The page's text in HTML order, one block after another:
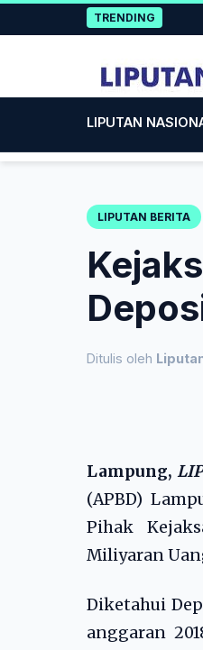
to
TRENDING
LIPUTAN
LIPUTAN BERITA
Ditulis oleh
Lampung,
(APBD)
Pihak
Miliyaran
Diketahui
anggaran